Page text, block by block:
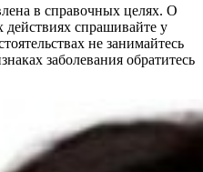
в справочных целях. О
спрашивайте у
не занимайтесь
заболевания обратитесь